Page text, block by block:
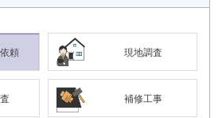
頼 現地調査
補修工事